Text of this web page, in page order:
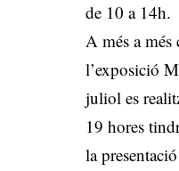
de 10 a 14h.
A més a més
l’exposició
juliol es
19 hores
la